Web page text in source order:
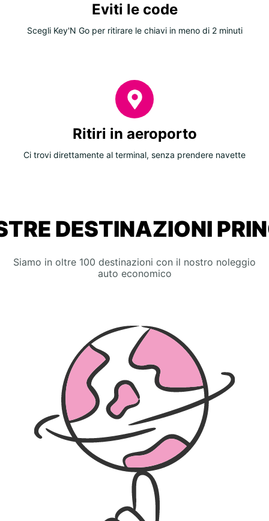
Eviti le code
Scegli Key'N Go per ritirare le chiavi in meno di 2 minuti
Ritiri in aeroporto
Ci trovi direttamente al terminal, senza prendere navette
DESTINAZIONI
Siamo in oltre 100 destinazioni con il nostro noleggio
auto economico